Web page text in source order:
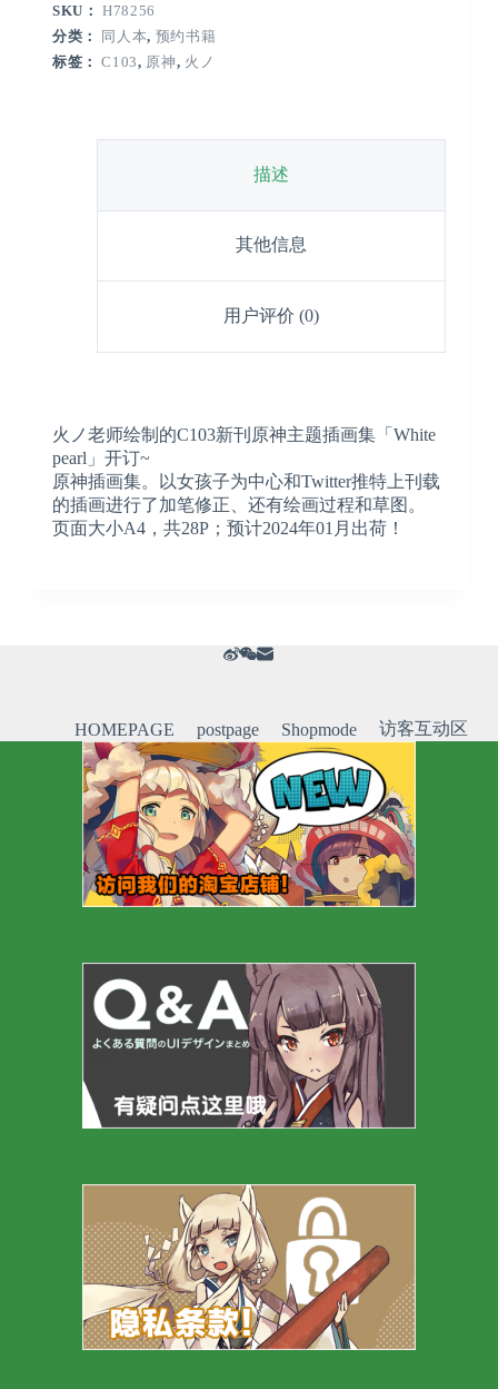
SKU：H78256
分类：
同人本, 预约书籍
标签：C103, 原神, 火ノ
描述
其他信息
用户评价 (0)
火ノ老师绘制的C103新刊原神主题插画集「White
pearl」开订~
原神插画集。以女孩子为中心和Twitter推特上刊载
的插画进行了加笔修正、还有绘画过程和草图。
页面大小A4，共28P；预计2024年01月出荷！
HOMEPAGE postpage Shopmode 访客互动区